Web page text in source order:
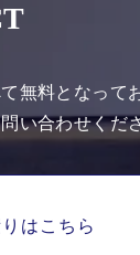
無料となって
い合わせくだ
はこちら